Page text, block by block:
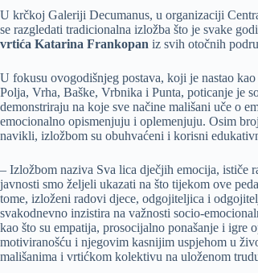
U krčkoj Galeriji Decumanus, u organizaciji
se razgledati tradicionalna izložba što je svake
vrtića Katarina Frankopan iz svih otočnih
U fokusu ovogodišnjeg postava, koji je nastao
Polja, Vrha, Baške, Vrbnika i Punta, poticanje je
demonstriraju na koje sve načine mališani uče o
emocionalno opismenjuju i oplemenjuju. Osim
navikli, izložbom su obuhvaćeni i korisni
– Izložbom naziva Sva lica dječjih emocija, ističe
javnosti smo željeli ukazati na što tijekom ove
tome, izloženi radovi djece, odgojiteljica i
svakodnevno inzistira na važnosti socio-
kao što su empatija, prosocijalno ponašanje i igre
motiviranošću i njegovim kasnijim uspjehom u
mališanima i vrtićkom kolektivu na uloženom